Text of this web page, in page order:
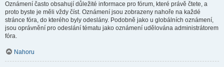
Oznámení často obsahují důležité informace pro fórum, které právě čtete, a
proto byste je měli vždy číst. Oznámení jsou zobrazeny nahoře na každé
stránce fóra, do kterého byly odeslány. Podobně jako u globálních oznámení,
jsou oprávnění pro odeslání tématu jako oznámení udělována administrátorem
fóra.
Nahoru